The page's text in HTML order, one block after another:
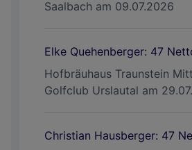
Saalbach am 09.07.2026
Elke Quehenberger: 47
Hofbräuhaus Traunstein
Golfclub Urslautal am
Christian Hausberger: 47